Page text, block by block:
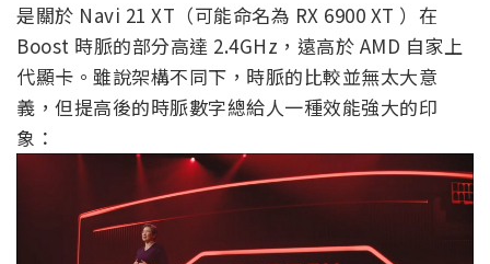
是關於 Navi 21 XT（可能命名為 RX 6900 XT ）在
Boost 時脈的部分高達 2.4GHz，遠高於 AMD 自家上
代顯卡。雖說架構不同下，時脈的比較並無太大意
義，但提高後的時脈數字總給人一種效能強大的印
象：